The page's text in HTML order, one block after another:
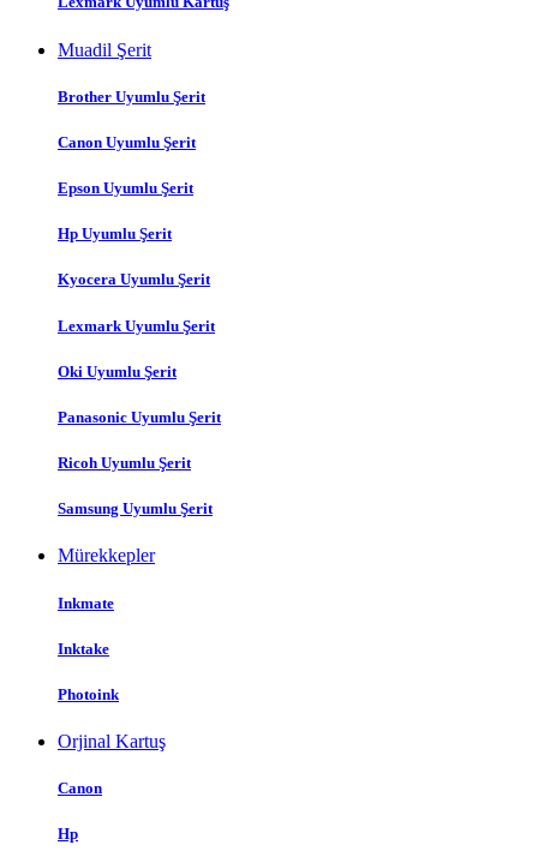
Muadil Şerit
Brother Uyumlu Şerit
Canon Uyumlu Şerit
Epson Uyumlu Şerit
Hp Uyumlu Şerit
Kyocera Uyumlu Şerit
Lexmark Uyumlu Şerit
Oki Uyumlu Şerit
Panasonic Uyumlu Şerit
Ricoh Uyumlu Şerit
Samsung Uyumlu Şerit
Mürekkepler
Inkmate
Inktake
Photoink
Orjinal Kartuş
Canon
Hp